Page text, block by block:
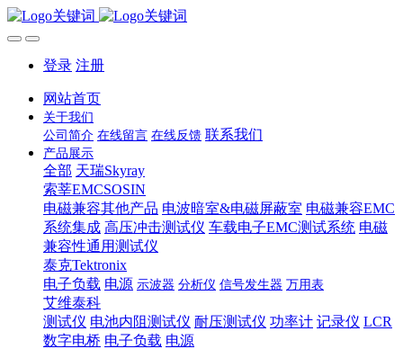
登录 注册
网站首页
关于我们
公司简介 在线留言 在线反馈 联系我们
产品展示
全部 天瑞Skyray
索莘EMCSOSIN
电磁兼容其他产品 电波暗室&电磁屏蔽室 电磁兼容EMC
系统集成 高压冲击测试仪 车载电子EMC测试系统 电磁
兼容性通用测试仪
泰克Tektronix
电子负载 电源 示波器 分析仪 信号发生器 万用表
艾维泰科
测试仪 电池内阻测试仪 耐压测试仪 功率计 记录仪 LCR
数字电桥 电子负载 电源